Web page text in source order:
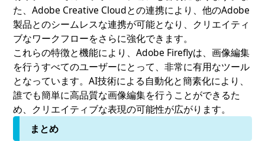
た、Adobe Creative Cloudとの連携により、他のAdobe
製品とのシームレスな連携が可能となり、クリエイティ
ブなワークフローをさらに強化できます。
これらの特徴と機能により、Adobe Fireflyは、画像編集
を行うすべてのユーザーにとって、非常に有用なツール
となっています。AI技術による自動化と簡素化により、
誰でも簡単に高品質な画像編集を行うことができるた
め、クリエイティブな表現の可能性が広がります。
まとめ